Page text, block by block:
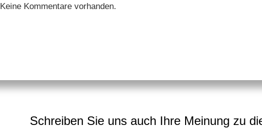
Keine Kommentare vorhanden.
Schreiben Sie uns auch Ihre Meinung zu